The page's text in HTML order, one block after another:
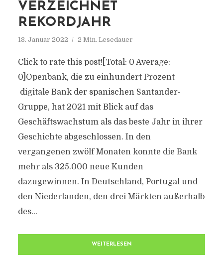
VERZEICHNET
REKORDJAHR
18. Januar 2022 2 Min. Lesedauer
Click to rate this post![Total: 0 Average:
0]Openbank, die zu einhundert Prozent
digitale Bank der spanischen Santander-
Gruppe, hat 2021 mit Blick auf das
Geschäftswachstum als das beste Jahr in ihrer
Geschichte abgeschlossen. In den
vergangenen zwölf Monaten konnte die Bank
mehr als 325.000 neue Kunden
dazugewinnen. In Deutschland, Portugal und
den Niederlanden, den drei Märkten außerhalb
des...
WEITERLESEN